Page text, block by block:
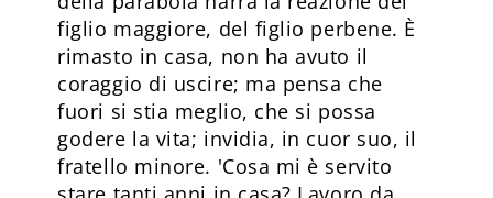
figlio maggiore, del figlio perbene. È
rimasto in casa, non ha avuto il
coraggio di uscire; ma pensa che
fuori si stia meglio, che si possa
godere la vita; invidia, in cuor suo, il
fratello minore. 'Cosa mi è servito